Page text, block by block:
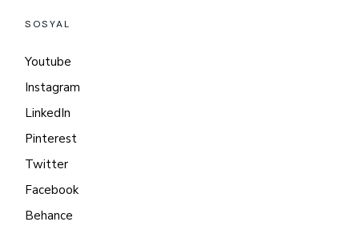
SOSYAL
Youtube
Instagram
LinkedIn
Pinterest
Twitter
Facebook
Behance